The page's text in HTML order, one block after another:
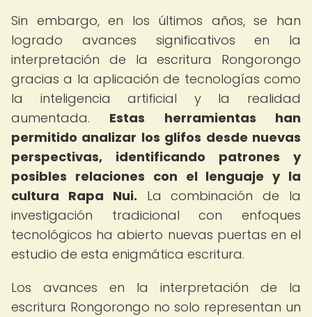
Sin embargo, en los últimos años, se han
logrado avances significativos en la
interpretación de la escritura Rongorongo
gracias a la aplicación de tecnologías como
la inteligencia artificial y la realidad
aumentada. Estas herramientas han
permitido analizar los glifos desde nuevas
perspectivas, identificando patrones y
posibles relaciones con el lenguaje y la
cultura Rapa Nui. La combinación de la
investigación tradicional con enfoques
tecnológicos ha abierto nuevas puertas en el
estudio de esta enigmática escritura.
Los avances en la interpretación de la
escritura Rongorongo no solo representan un